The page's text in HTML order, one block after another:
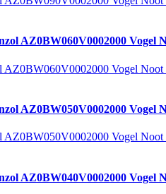
AZ0BW060V0002000 Vogel
AZ0BW060V0002000 Vogel Noot
AZ0BW050V0002000 Vogel
AZ0BW050V0002000 Vogel Noot
AZ0BW040V0002000 Vogel